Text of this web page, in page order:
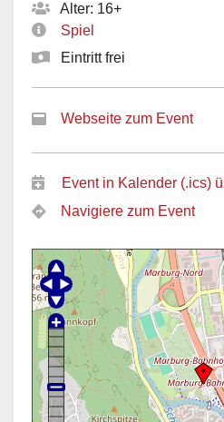
Alter: 16+
Spiel
Eintritt frei
Webseite zum Event
Event in Kalender (.ics)
Navigiere zum Event